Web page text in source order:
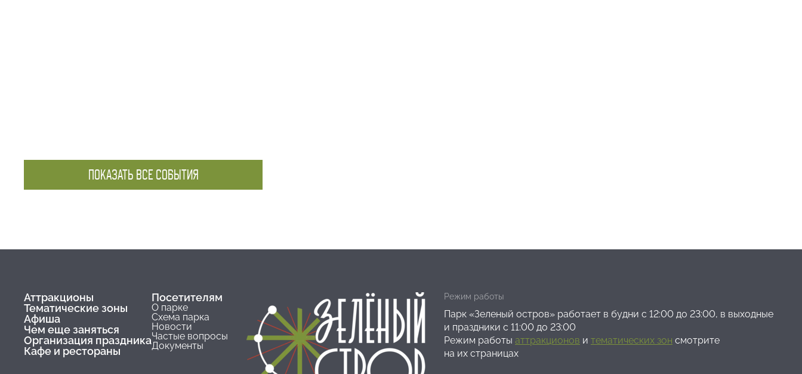
ПОКАЗАТЬ ВСЕ СОБЫТИЯ
Аттракционы
Тематические зоны
Афиша
Чем еще заняться
Организация праздника
Кафе и рестораны
Посетителям
О парке
Схема парка
Новости
Частые вопросы
Документы
Режим работы
Парк «Зеленый остров» работает в будни с 12:00 до 23:00, в выходные
и праздники с 11:00 до 23:00
Режим работы аттракционов и тематических зон смотрите
на их страницах